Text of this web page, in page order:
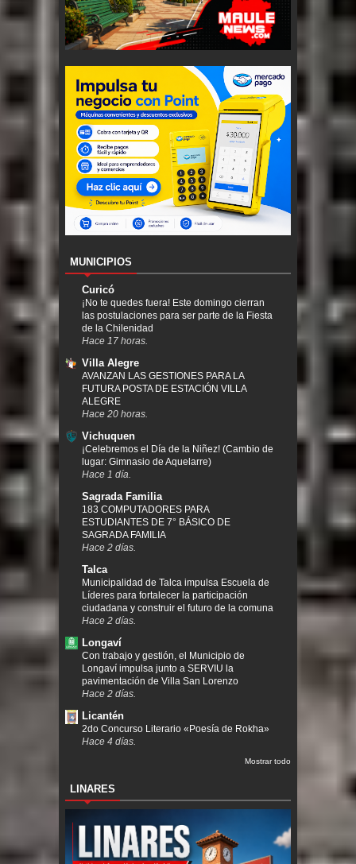
MUNICIPIOS
Curicó
¡No te quedes fuera! Este domingo cierran
las postulaciones para ser parte de la Fiesta
de la Chilenidad
Hace 17 horas.
Villa Alegre
AVANZAN LAS GESTIONES PARA LA
FUTURA POSTA DE ESTACIÓN VILLA
ALEGRE
Hace 20 horas.
Vichuquen
¡Celebremos el Día de la Niñez! (Cambio de
lugar: Gimnasio de Aquelarre)
Hace 1 día.
Sagrada Familia
183 COMPUTADORES PARA
ESTUDIANTES DE 7° BÁSICO DE
SAGRADA FAMILIA
Hace 2 días.
Talca
Municipalidad de Talca impulsa Escuela de
Líderes para fortalecer la participación
ciudadana y construir el futuro de la comuna
Hace 2 días.
Longaví
Con trabajo y gestión, el Municipio de
Longaví impulsa junto a SERVIU la
pavimentación de Villa San Lorenzo
Hace 2 días.
Licantén
2do Concurso Literario «Poesía de Rokha»
Hace 4 días.
Mostrar todo
LINARES